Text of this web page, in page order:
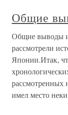
Общие
Общие выводы
рассмотрели
Японии.Итак,
рассмотренных
имел место